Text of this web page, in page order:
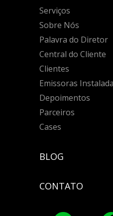
Serviços
Sobre Nós
Palavra do Diretor
Central do Cliente
Clientes
Emissoras
Depoimentos
Parceiros
Cases
BLOG
CONTATO